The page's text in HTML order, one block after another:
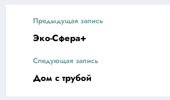
Предыдущая запись
Эко-Сфера+
Следующая запись
Дом с трубой